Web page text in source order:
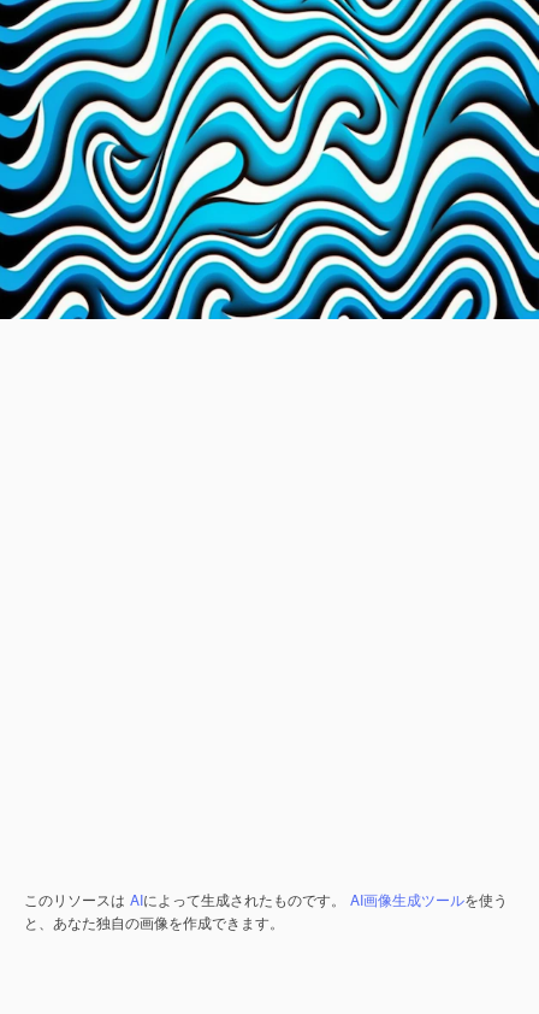
このリソースは AIによって生成されたものです。 AI画像生成ツールを使う
と、あなた独自の画像を作成できます。